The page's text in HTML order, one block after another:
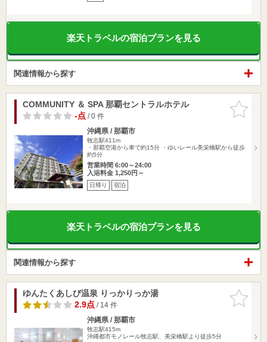
楽天トラベルの宿泊プランを見る
関連情報から探す
お気に入
りに追加
COMMUNITY ＆ SPA 那覇セントラルホテル
-点/ 0 件
沖縄県 / 那覇市
牧志駅411m
・那覇空港から車で約15分 ・ゆいレール美栄橋駅から徒歩
約5分
営業時間 6:00～24:00
入浴料金 1,250円～
日帰り 宿泊
楽天トラベルの宿泊プランを見る
関連情報から探す
お気に入
りに追加
ゆんたくあしび温泉 りっかりっか湯
2.9点/ 14 件
沖縄県 / 那覇市
牧志駅415m
沖縄都市モノレール牧志駅、美栄橋駅より徒歩5分